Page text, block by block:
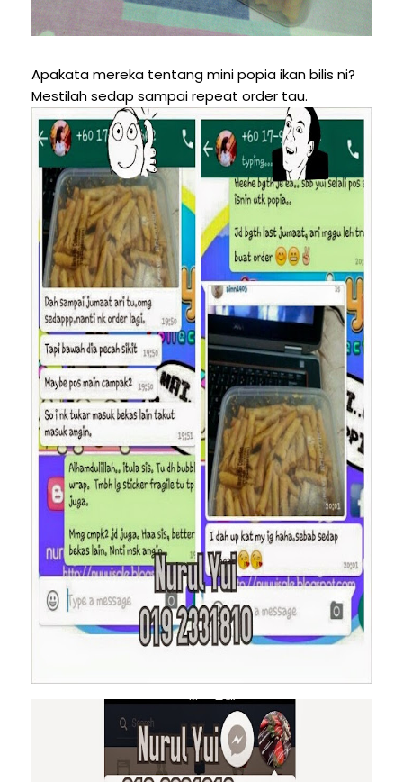
Apakata mereka tentang mini popia ikan bilis ni?
Mestilah sedap sampai repeat order tau.